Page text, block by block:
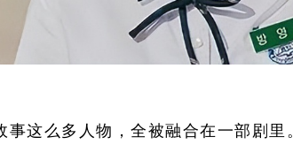
这么多人物，全被融合在一部剧里。